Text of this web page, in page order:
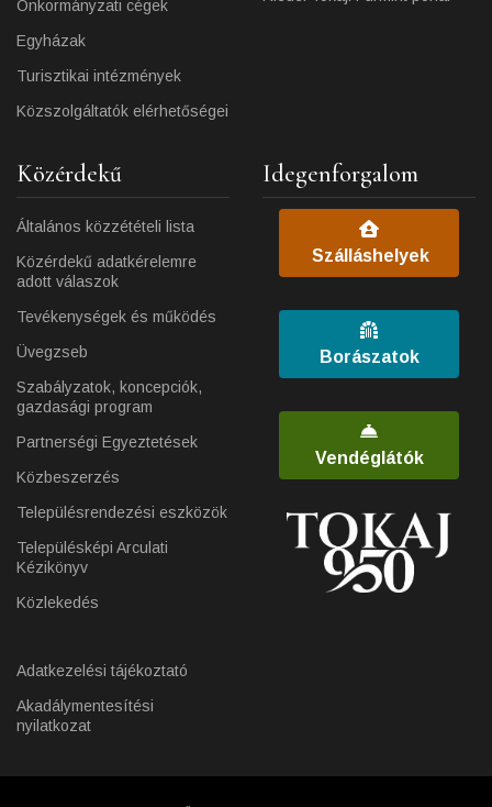
Önkormányzati cégek
Egyházak
Turisztikai intézmények
Közszolgáltatók elérhetőségei
Közérdekű
Általános közzétételi lista
Közérdekű adatkérelemre
adott válaszok
Tevékenységek és működés
Üvegzseb
Szabályzatok, koncepciók,
gazdasági program
Partnerségi Egyeztetések
Közbeszerzés
Településrendezési eszközök
Településképi Arculati
Kézikönyv
Közlekedés
Adatkezelési tájékoztató
Akadálymentesítési
nyilatkozat
Idegenforgalom
Szálláshelyek
Borászatok
Vendéglátók